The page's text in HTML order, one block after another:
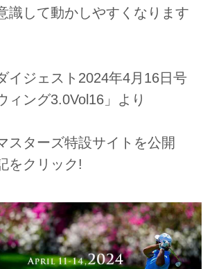
識して動かしやすくなります
イジェスト2024年4月16日号
ィング3.0Vol16」より
スターズ特設サイトを公開
をクリック!